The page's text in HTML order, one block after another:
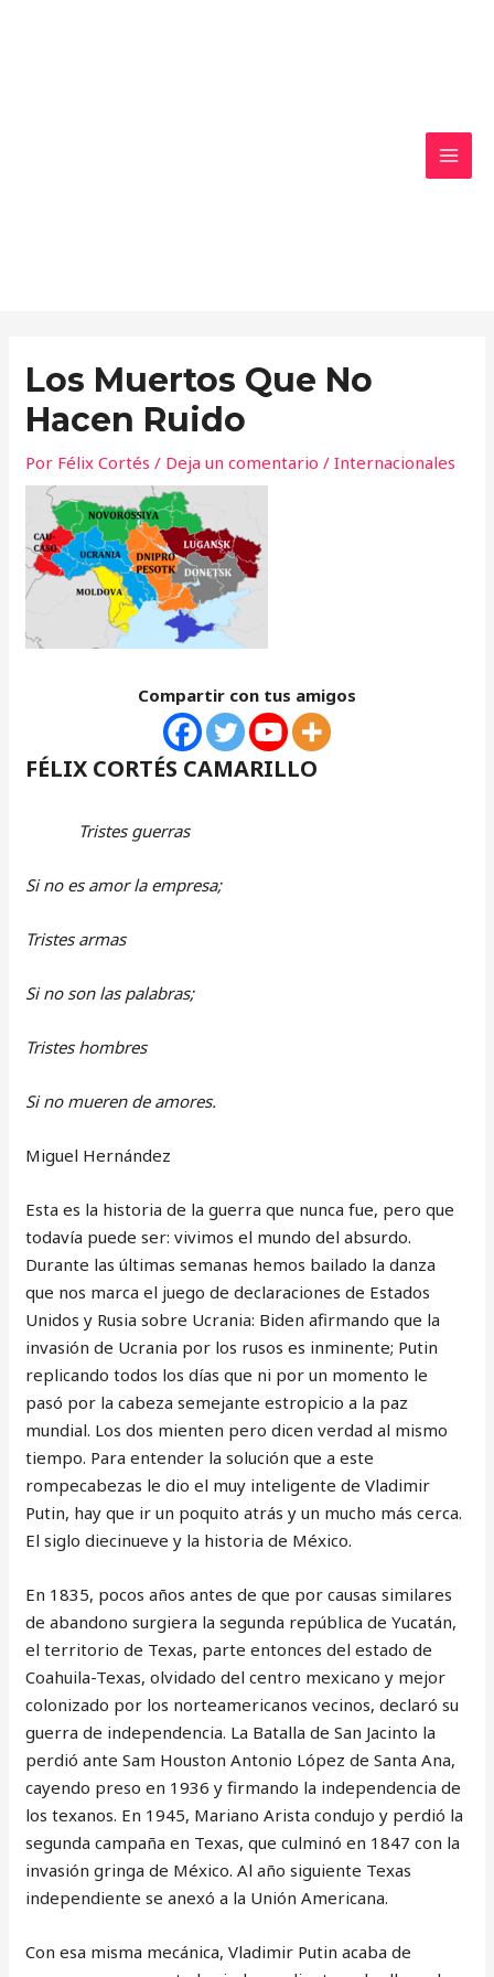
Los Muertos Que No
Hacen Ruido
Por Félix Cortés/ Deja un comentario /Internacionales
Compartir con tus amigos
FÉLIX CORTÉS CAMARILLO
Tristes guerras
Si no es amor la empresa;
Tristes armas
Si no son las palabras;
Tristes hombres
Si no mueren de amores.
Miguel Hernández
Esta es la historia de la guerra que nunca fue, pero que
todavía puede ser: vivimos el mundo del absurdo.
Durante las últimas semanas hemos bailado la danza
que nos marca el juego de declaraciones de Estados
Unidos y Rusia sobre Ucrania: Biden afirmando que la
invasión de Ucrania por los rusos es inminente; Putin
replicando todos los días que ni por un momento le
pasó por la cabeza semejante estropicio a la paz
mundial. Los dos mienten pero dicen verdad al mismo
tiempo. Para entender la solución que a este
rompecabezas le dio el muy inteligente de Vladimir
Putin, hay que ir un poquito atrás y un mucho más cerca.
El siglo diecinueve y la historia de México.
En 1835, pocos años antes de que por causas similares
de abandono surgiera la segunda república de Yucatán,
el territorio de Texas, parte entonces del estado de
Coahuila-Texas, olvidado del centro mexicano y mejor
colonizado por los norteamericanos vecinos, declaró su
guerra de independencia. La Batalla de San Jacinto la
perdió ante Sam Houston Antonio López de Santa Ana,
cayendo preso en 1936 y firmando la independencia de
los texanos. En 1945, Mariano Arista condujo y perdió la
segunda campaña en Texas, que culminó en 1847 con la
invasión gringa de México. Al año siguiente Texas
independiente se anexó a la Unión Americana.
Con esa misma mecánica, Vladimir Putin acaba de